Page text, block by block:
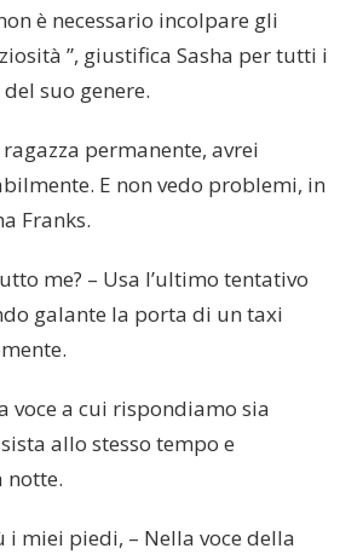
è necessario incolpare gli
”, giustifica Sasha per tutti i
suo genere.
ragazza permanente, avrei
E non vedo problemi, in
Franks.
me? – Usa l’ultimo tentativo
galante la porta di un taxi
voce a cui rispondiamo sia
allo stesso tempo e
notte.
i miei piedi, – Nella voce della